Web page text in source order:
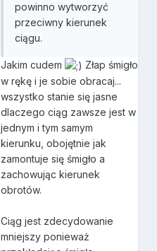
powinno wytworzyć
przeciwny kierunek
ciągu.
Jakim cudem
Złap śmigło
w rękę i je sobie obracaj...
wszystko stanie się jasne
dlaczego ciąg zawsze jest w
jednym i tym samym
kierunku, obojętnie jak
zamontuje się śmigło a
zachowując kierunek
obrotów.
Ciąg jest zdecydowanie
mniejszy ponieważ